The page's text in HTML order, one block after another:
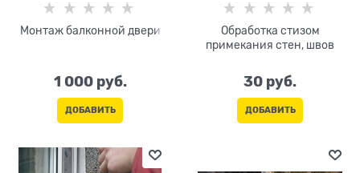
Монтаж балконной двери
1 000 руб.
ДОБАВИТЬ
Обработка стизом
примекания стен, швов
30 руб.
ДОБАВИТЬ